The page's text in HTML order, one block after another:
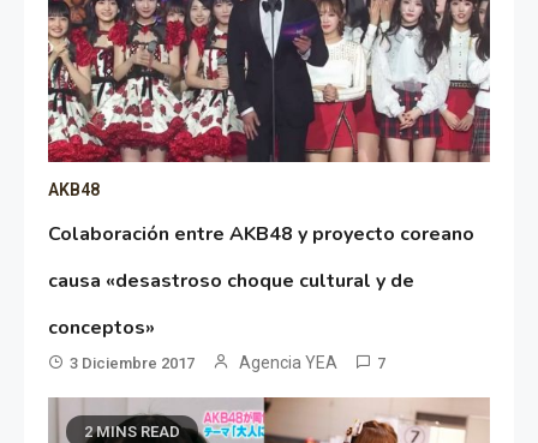
AKB48
Colaboración entre AKB48 y proyecto coreano
causa «desastroso choque cultural y de
conceptos»
3 Diciembre 2017 Agencia YEA 7
2 MINS READ